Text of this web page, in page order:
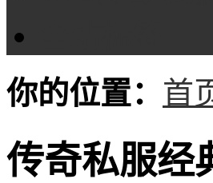
你的位置： 首
传奇私服经